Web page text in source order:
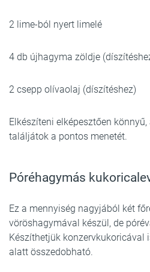
2 lime-ból nyert limelé
4 db újhagyma zöldje
2 csepp olívaolaj (díszítéshez)
Elkészíteni elképesztően
találjátok a pontos menetét.
Póréhagymás
Ez a mennyiség nagyjából két
vöröshagymával készül, de
Készíthetjük konzervkukoricával
alatt összedobható.